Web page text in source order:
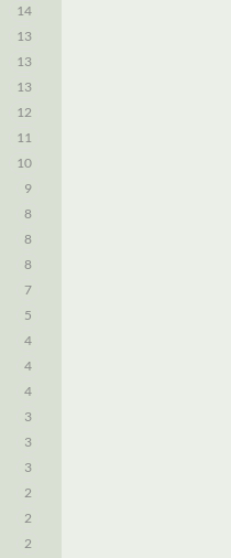
14
13
13
13
12
11
10
9
8
8
8
7
5
4
4
4
3
3
3
2
2
2